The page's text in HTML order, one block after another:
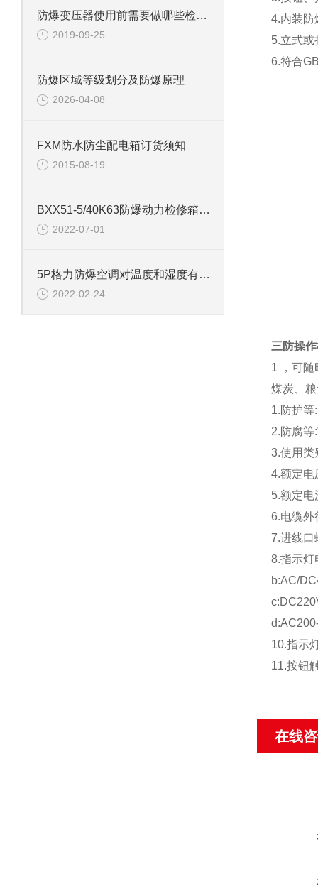
防爆变压器使用前需要做哪些检验？
2019-09-25
防爆区域等级划分及防爆原理
2026-04-08
FXM防水防尘配电箱订货须知
2015-08-19
BXX51-5/40K63防爆动力检修箱 带塑壳总开关配电箱
2022-07-01
5P格力防爆空调对温度和湿度有什么要求？
2022-02-24
4.内装防
5.立式
6.符合
三防操
1 ，可
煤炭、
1.防护
2.防腐等
3.使用
4.额定
5.额定
6.电缆
7.进线
8.指示
b:AC/
10.指示
11.按钮
在线